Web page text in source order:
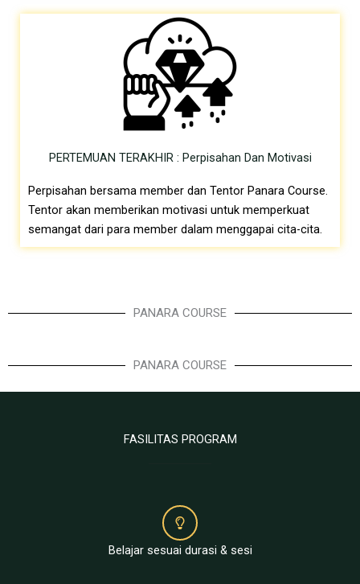
PERTEMUAN TERAKHIR : Perpisahan Dan Motivasi
Perpisahan bersama member dan Tentor Panara Course.
Tentor akan memberikan motivasi untuk memperkuat
semangat dari para member dalam menggapai cita-cita.
PANARA COURSE
PANARA COURSE
FASILITAS PROGRAM
Belajar sesuai durasi & sesi